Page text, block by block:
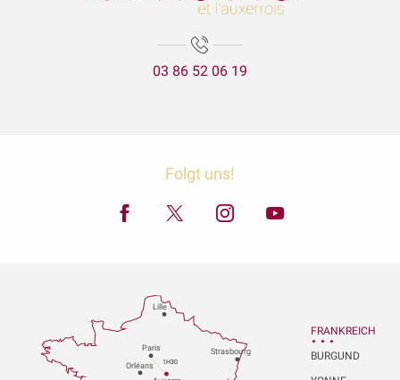
03 86 52 06 19
Folgt uns!
Paris
Orléans
Strasbourg
Lille
1H30
FRANKREICH
BURGUND